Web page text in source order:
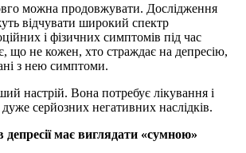
можна продовжувати. Дослідження
відчувати широкий спектр
і фізичних симптомів під час
що не кожен, хто страждає на депресію,
з нею симптоми.
настрій. Вона потребує лікування і
серйозних негативних наслідків.
має виглядати «сумною»